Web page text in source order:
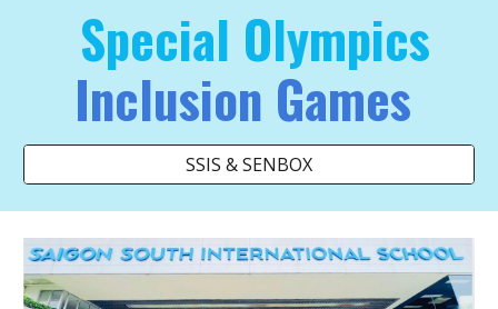
Special Olympics
Inclusion Games
SSIS & SENBOX